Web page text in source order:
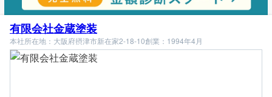
有限会社金蔵塗装
本社所在地：大阪府摂津市新在家2-18-10創業：1994年4月